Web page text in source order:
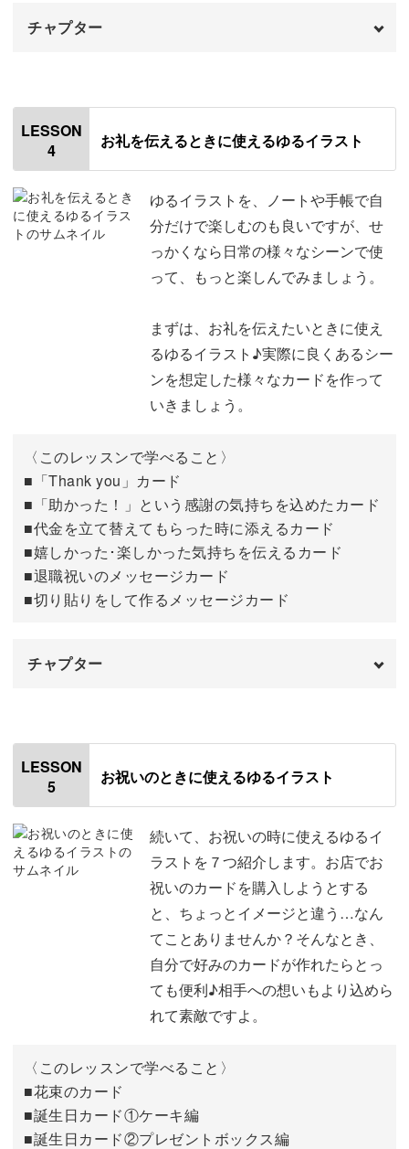
チャプター
はじめに
使用道具
吹き出し線 01:37
かこみ線 04:04
08:54
13:14
LESSON
4
お礼を伝えるときに使えるゆるイラスト
ゆるイラストを、ノートや手帳で自
分だけで楽しむのも良いですが、せ
っかくなら日常の様々なシーンで使
って、もっと楽しんでみましょう。
まずは、お礼を伝えたいときに使え
るゆるイラスト♪実際に良くあるシー
ンを想定した様々なカードを作って
いきましょう。
〈このレッスンで学べること〉
■「Thank you」カード
■「助かった！」という感謝の気持ちを込めたカード
■代金を立て替えてもらった時に添えるカード
■嬉しかった･楽しかった気持ちを伝えるカード
■退職祝いのメッセージカード
■切り貼りをして作るメッセージカード
チャプター
はじめに
使用道具
『Thank you』のカード 05:26
商品発送に添えるカード 09:13
感謝の気持ちを込めたカード 14:58
立替のお礼を伝えるカード 19:56
嬉しかった･楽しかった気持ちを伝えるカー
25:44
退職祝いのカード
切り貼りをして作るメッセージカード
完成♪
LESSON
5
お祝いのときに使えるゆるイラスト
続いて、お祝いの時に使えるゆるイ
ラストを７つ紹介します。お店でお
祝いのカードを購入しようとする
と、ちょっとイメージと違う…なん
てことありませんか？そんなとき、
自分で好みのカードが作れたらとっ
ても便利♪相手への想いもより込めら
れて素敵ですよ。
〈このレッスンで学べること〉
■花束のカード
■誕生日カード①ケーキ編
■誕生日カード②プレゼントボックス編